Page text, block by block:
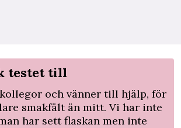
testet till
och vänner till hjälp, för
smakfält än mitt. Vi har inte
har sett flaskan men inte